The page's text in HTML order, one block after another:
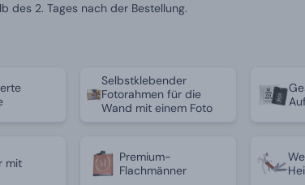
des 2. Tages nach der Bestellung.
Selbstklebender
Fotorahmen für die
Wand mit einem Foto
mit
Premium-
Flachmänner